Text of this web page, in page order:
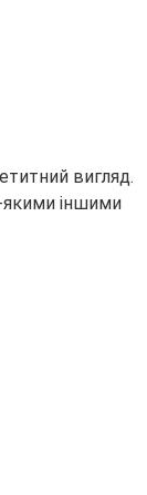
вигляд.
якими іншими